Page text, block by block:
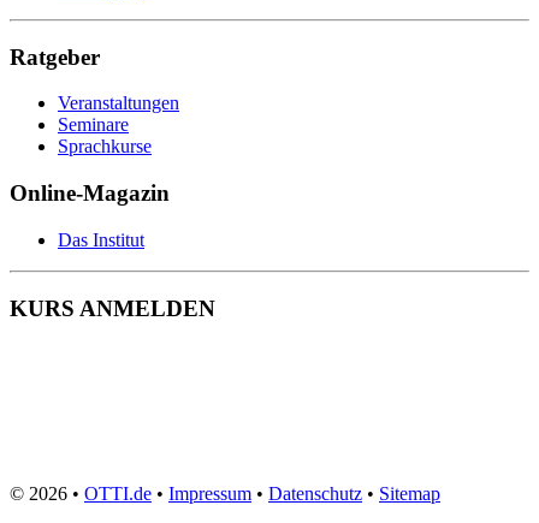
Ratgeber
Veranstaltungen
Seminare
Sprachkurse
Online-Magazin
Das Institut
KURS ANMELDEN
© 2026 • OTTI.de • Impressum • Datenschutz • Sitemap